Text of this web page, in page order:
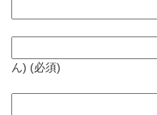
ん) (必須)